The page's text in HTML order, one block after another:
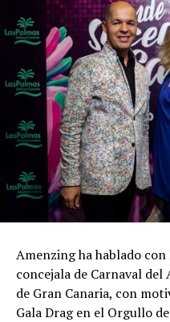
Amenzing ha hablado
concejala de Carnaval
de Gran Canaria, con
Gala Drag en el Orgullo